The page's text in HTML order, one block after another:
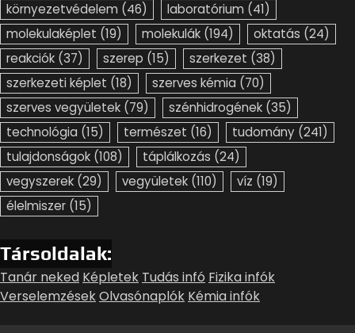
környezetvédelem (46) laboratórium (41)
molekulaképlet (19) molekulák (194) oktatás (24)
reakciók (37) szerep (15) szerkezet (38)
szerkezeti képlet (18) szerves kémia (70)
szerves vegyületek (79) szénhidrogének (35)
technológia (15) természet (16) tudomány (241)
tulajdonságok (108) táplálkozás (24)
vegyszerek (29) vegyületek (110) víz (19)
élelmiszer (15)
Társoldalak:
Tanár neked Képletek Tudás infó Fizika infók
VerselemzésekOlvasónaplók Kémia infók